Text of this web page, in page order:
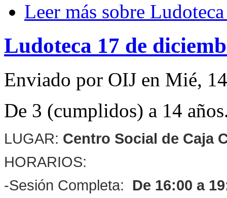
Leer más sobre
Ludoteca 17 de
Enviado por OIJ en Mié,
De 3 (cumplidos) a 14
LUGAR: Centro Social de Caja
HORARIOS:
-Sesión Completa: De 16:00 a